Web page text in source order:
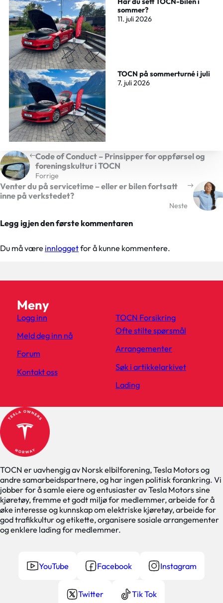
sommer?
11. juli 2026
TOCN på sommerturné i juli
7. juli 2026
Forrige
Code of Conduct – Prinsipper for oppførsel og
foreningskultur i TOCN
Neste
Venter du på servicetime – eller er bilen fortsatt
inne på verkstedet?
Legg igjen den første kommentaren
Du må være innloggetfor å kunne kommentere.
TOCN er uavhengig av Norsk elbilforening, Tesla Motors og
andre samarbeidspartnere, og har ingen politisk forankring. Vi
jobber for å samle eiere og entusiaster av Tesla Motors sine
kjøretøy, fremme et godt miljø for medlemmer, arbeide for å
øke interesse og kunnskap om elektriske kjøretøy, arbeide for
god trafikkultur og etikette, organisere sosiale arrangementer
og enklere lading for medlemmer.
YouTube Facebook Instagram
Twitter Tik Tok
Meny
Logg inn
Meld deg inn nå
Forum
Kontakt oss
TOCN Forsikring
Ofte stilte spørsmål
Arrangementer
Søk i artikkelarkivet
Lading